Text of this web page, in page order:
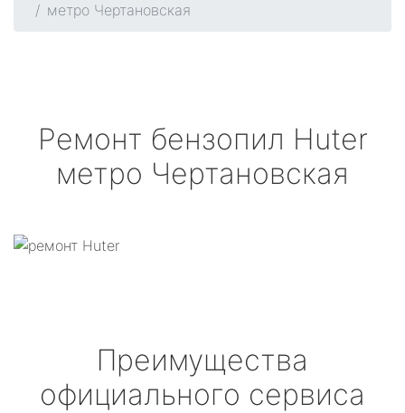
метро Чертановская
Ремонт бензопил Huter
метро Чертановская
Преимущества
официального сервиса